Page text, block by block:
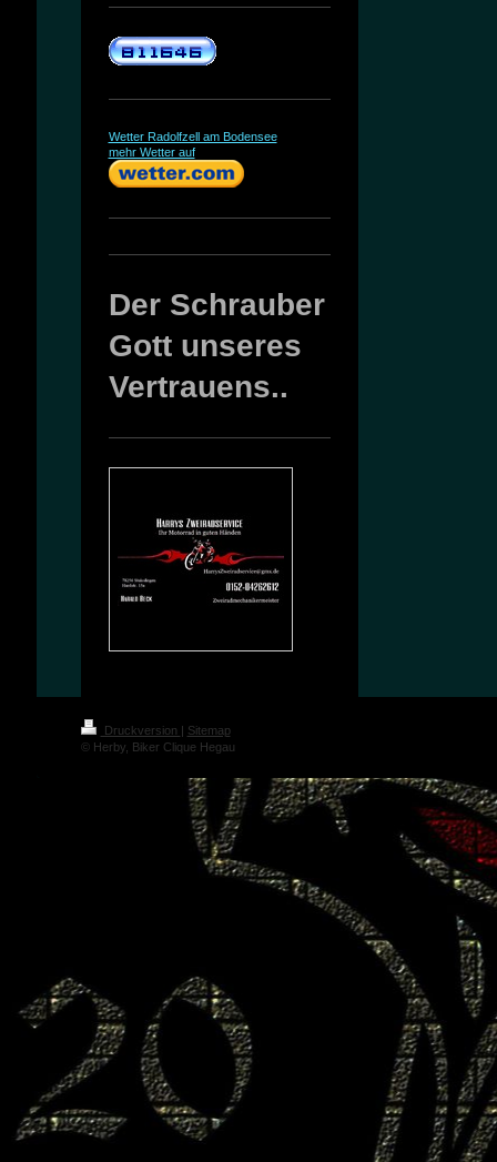
Wetter Radolfzell am Bodensee
mehr Wetter auf
Der Schrauber
Gott unseres
Vertrauens..
Druckversion | Sitemap
© Herby, Biker Clique Hegau